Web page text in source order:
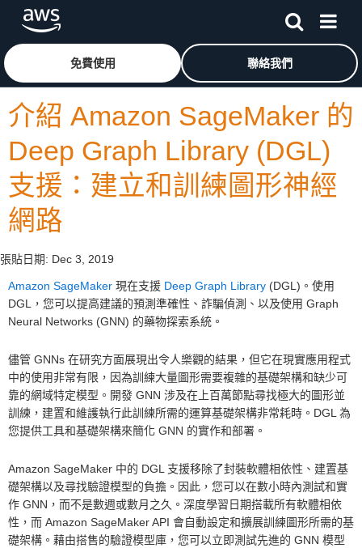
跳至主要內容按一下這裡可返回 Amazon Web Services 首頁
免費使用 聯絡我們
介紹 Amazon SageMaker 的
Deep Graph Library (DGL)
支援：建立和訓練圖形神經
網路
張貼日期: Dec 3, 2019
Amazon SageMaker 現在支援 Deep Graph Library (DGL)。使用
DGL，您可以提高建議的預測準確性、詐騙偵測、以及使用 Graph
Neural Networks (GNN) 的藥物探索系統。
儘管 GNNs 在研究方面展現出令人樂觀的結果，但它在現實應用程式
中的使用非常有限，因為訓練大量圖形需要複雜的基礎架構和缺少可
靠的網域特定模型。開發 GNN 涉及在上百萬節點尋找極大的圖形並
訓練，建置和維護執行此訓練所需的運算基礎架構非常耗時。DGL 為
您提供工具和基礎架構來簡化 GNN 的實作和部署。
Amazon SageMaker 中的 DGL 支援移除了封裝軟體相依性、建置基
礎架構以及尋找驗證模型的負擔。因此，您可以在數小時內測試和實
作 GNN，而不是數週或數月之久。深度學習日期搭載所有軟體相依
性，而 Amazon SageMaker API 會自動設定和擴展訓練圖形所需的基
礎架構。藉由搭售的驗證模型庫，您可以立即測試先進的 GNN 模型